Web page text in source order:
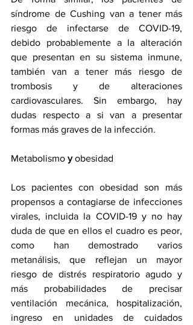
síndrome de Cushing van a tener más
riesgo de infectarse de COVID-19,
debido probablemente a la alteración
que presentan en su sistema inmune,
también van a tener más riesgo de
trombosis y de alteraciones
cardiovasculares. Sin embargo, hay
dudas respecto a si van a presentar
formas más graves de la infección.
Metabolismo y obesidad
Los pacientes con obesidad son más
propensos a contagiarse de infecciones
virales, incluida la COVID-19 y no hay
duda de que en ellos el cuadro es peor,
como han demostrado varios
metanálisis, que reflejan un mayor
riesgo de distrés respiratorio agudo y
más probabilidades de precisar
ventilación mecánica, hospitalización,
ingreso en unidades de cuidados